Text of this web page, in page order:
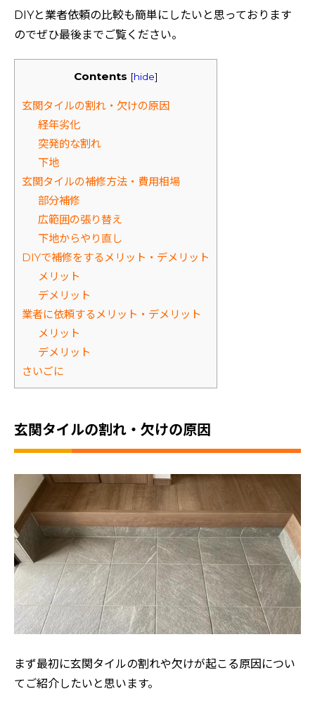
DIYと業者依頼の比較も簡単にしたいと思っております
のでぜひ最後までご覧ください。
Contents [hide]
玄関タイルの割れ・欠けの原因
経年劣化
突発的な割れ
下地
玄関タイルの補修方法・費用相場
部分補修
広範囲の張り替え
下地からやり直し
DIYで補修をするメリット・デメリット
メリット
デメリット
業者に依頼するメリット・デメリット
メリット
デメリット
さいごに
玄関タイルの割れ・欠けの原因
まず最初に玄関タイルの割れや欠けが起こる原因につい
てご紹介したいと思います。